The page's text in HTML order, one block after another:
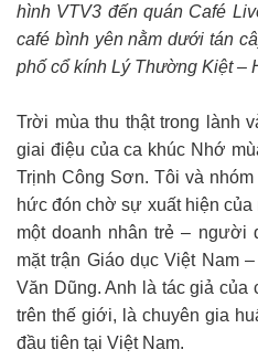
hình VTV3 đến quán Café
café bình yên nằm dưới tán
phố cổ kính Lý Thường Kiệt –
Trời mùa thu thật trong lành
giai điệu của ca khúc Nhớ
Trịnh Công Sơn. Tôi và
hức đón chờ sự xuất hiện
một doanh nhân trẻ – người
mặt trận Giáo dục Việt Nam
Văn Dũng. Anh là tác giả của
trên thế giới, là chuyên gia
đầu tiên tại Việt Nam.